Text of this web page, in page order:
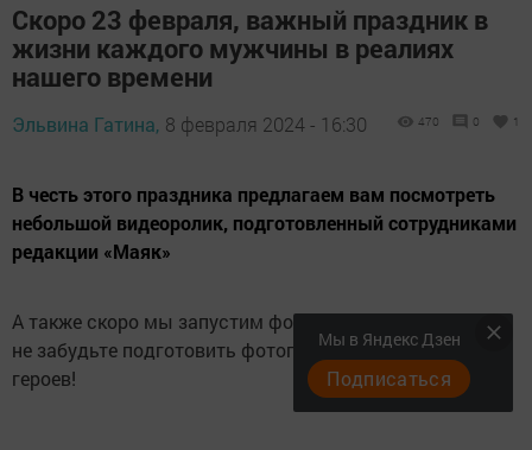
Скоро 23 февраля, важный праздник в
жизни каждого мужчины в реалиях
нашего времени
Эльвина Гатина, 8 февраля 2024 - 16:30 470 0 1
В честь этого праздника предлагаем вам посмотреть
небольшой видеоролик, подготовленный сотрудниками
редакции «Маяк»
А также скоро мы запустим фотоконкурс "Наши герои",
не забудьте подготовить фотографии и истории Ваших
героев!
Мы в Яндекс Дзен
Подписаться